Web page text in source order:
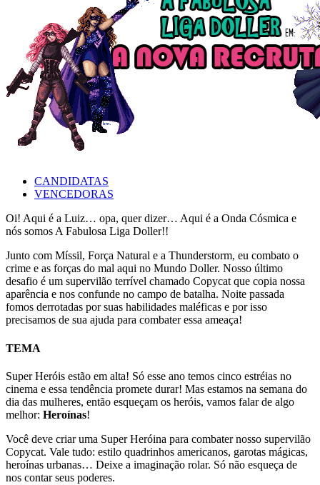
CANDIDATAS
VENCEDORAS
Oi! Aqui é a Luiz… opa, quer dizer… Aqui é a Onda Cósmica e
nós somos A Fabulosa Liga Doller!!
Junto com Míssil, Força Natural e a Thunderstorm, eu combato o
crime e as forças do mal aqui no Mundo Doller. Nosso último
desafio é um supervilão terrível chamado Copycat que copia nossa
aparência e nos confunde no campo de batalha. Noite passada
fomos derrotadas por suas habilidades maléficas e por isso
precisamos de sua ajuda para combater essa ameaça!
TEMA
Super Heróis estão em alta! Só esse ano temos cinco estréias no
cinema e essa tendência promete durar! Mas estamos na semana do
dia das mulheres, então esqueçam os heróis, vamos falar de algo
melhor: Heroínas!
Você deve criar uma Super Heróina para combater nosso supervilão
Copycat. Vale tudo: estilo quadrinhos americanos, garotas mágicas,
heroínas urbanas… Deixe a imaginação rolar. Só não esqueça de
nos contar seus poderes.